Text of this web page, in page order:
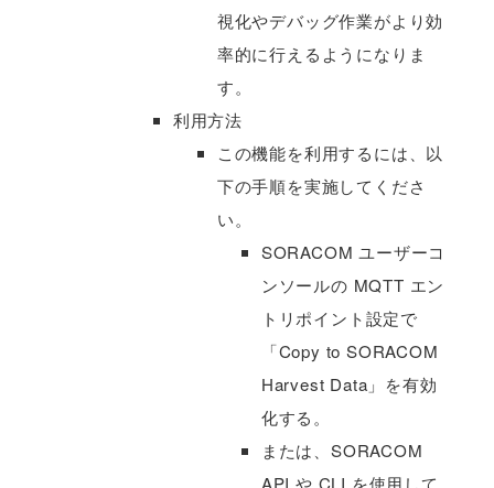
視化やデバッグ作業がより効
率的に行えるようになりま
す。
利用方法
この機能を利用するには、以
下の手順を実施してくださ
い。
SORACOM ユーザーコ
ンソールの MQTT エン
トリポイント設定で
「Copy to SORACOM
Harvest Data」を有効
化する。
または、SORACOM
API や CLI を使用して